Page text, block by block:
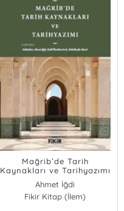
Mağrib’de Tarih
Kaynakları ve Tarihyazımı
Ahmet İğdi
Halil İbrahim Erol
Fikir Kitap (İlem)